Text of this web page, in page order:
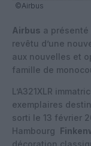
©Airbus
Airbus a présenté
revêtu d’une
aux nouvelles et
famille de
L’A321XLR
exemplaires
sorti le 13 février
Hambourg
décoration